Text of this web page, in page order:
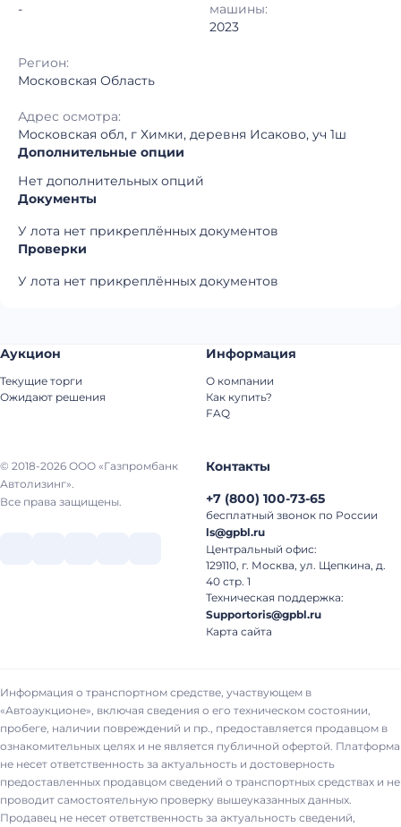
Московская Область
-
машины:
2023
Регион:
Московская Область
Адрес осмотра:
Московская обл, г Химки, деревня Исаково, уч 1ш
Дополнительные опции
Нет дополнительных опций
Документы
У лота нет прикреплённых документов
Проверки
У лота нет прикреплённых документов
© 2018-2026 ООО «Газпромбанк
Автолизинг».
Все права защищены.
Аукцион
Текущие торги
Ожидают решения
Информация
О компании
Как купить?
FAQ
Контакты
+7 (800) 100-73-65
бесплатный звонок по России
ls@gpbl.ru
Центральный офис:
129110, г. Москва, ул. Щепкина, д.
40 стр. 1
Техническая поддержка:
Supportoris@gpbl.ru
Карта сайта
Информация о транспортном средстве, участвующем в
«Автоаукционе», включая сведения о его техническом состоянии,
пробеге, наличии повреждений и пр., предоставляется продавцом в
ознакомительных целях и не является публичной офертой. Платформа
не несет ответственность за актуальность и достоверность
предоставленных продавцом сведений о транспортных средствах и не
проводит самостоятельную проверку вышеуказанных данных.
Продавец не несет ответственность за актуальность сведений,